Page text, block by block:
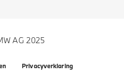
AG 2025
Privacyverklaring